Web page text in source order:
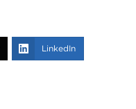
LinkedIn